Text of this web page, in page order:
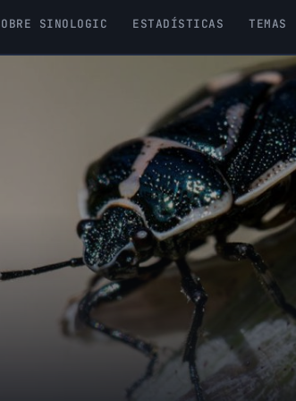
SINOLOGIC ESTADÍSTICAS TEMAS